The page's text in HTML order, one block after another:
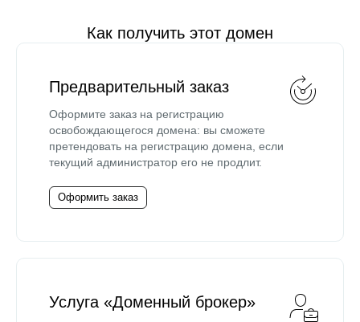
Как получить этот домен
Предварительный заказ
Оформите заказ на регистрацию
освобождающегося домена: вы сможете
претендовать на регистрацию домена, если
текущий администратор его не продлит.
Оформить заказ
Услуга «Доменный брокер»